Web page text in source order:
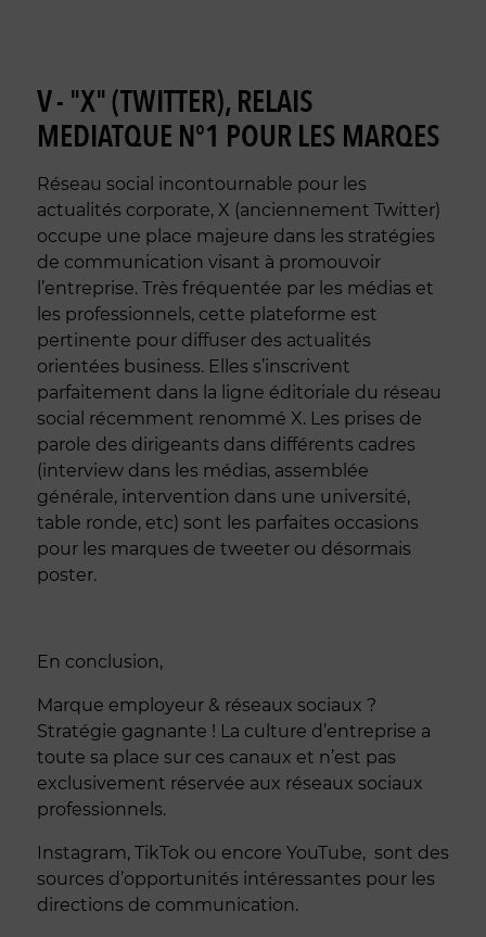
V - "X" (TWITTER), RELAIS
MEDIATQUE N°1 POUR LES MARQES
Réseau social incontournable pour les
actualités corporate, X (anciennement Twitter)
occupe une place majeure dans les stratégies
de communication visant à promouvoir
l’entreprise. Très fréquentée par les médias et
les professionnels, cette plateforme est
pertinente pour diffuser des actualités
orientées business. Elles s’inscrivent
parfaitement dans la ligne éditoriale du réseau
social récemment renommé X. Les prises de
parole des dirigeants dans différents cadres
(interview dans les médias, assemblée
générale, intervention dans une université,
table ronde, etc) sont les parfaites occasions
pour les marques de tweeter ou désormais
poster.
En conclusion,
Marque employeur & réseaux sociaux ?
Stratégie gagnante ! La culture d’entreprise a
toute sa place sur ces canaux et n’est pas
exclusivement réservée aux réseaux sociaux
professionnels.
Instagram, TikTok ou encore YouTube, sont des
sources d’opportunités intéressantes pour les
directions de communication.